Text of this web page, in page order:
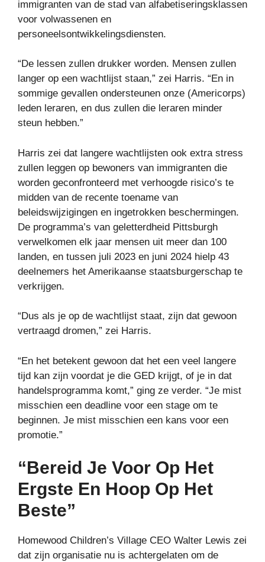
immigranten van de stad van alfabetiseringsklassen
voor volwassenen en
personeelsontwikkelingsdiensten.
“De lessen zullen drukker worden. Mensen zullen
langer op een wachtlijst staan,” zei Harris. “En in
sommige gevallen ondersteunen onze (Americorps)
leden leraren, en dus zullen die leraren minder
steun hebben.”
Harris zei dat langere wachtlijsten ook extra stress
zullen leggen op bewoners van immigranten die
worden geconfronteerd met verhoogde risico’s te
midden van de recente toename van
beleidswijzigingen en ingetrokken beschermingen.
De programma’s van geletterdheid Pittsburgh
verwelkomen elk jaar mensen uit meer dan 100
landen, en tussen juli 2023 en juni 2024 hielp 43
deelnemers het Amerikaanse staatsburgerschap te
verkrijgen.
“Dus als je op de wachtlijst staat, zijn dat gewoon
vertraagd dromen,” zei Harris.
“En het betekent gewoon dat het een veel langere
tijd kan zijn voordat je die GED krijgt, of je in dat
handelsprogramma komt,” ging ze verder. “Je mist
misschien een deadline voor een stage om te
beginnen. Je mist misschien een kans voor een
promotie.”
“Bereid Je Voor Op Het
Ergste En Hoop Op Het
Beste”
Homewood Children’s Village CEO Walter Lewis zei
dat zijn organisatie nu is achtergelaten om de